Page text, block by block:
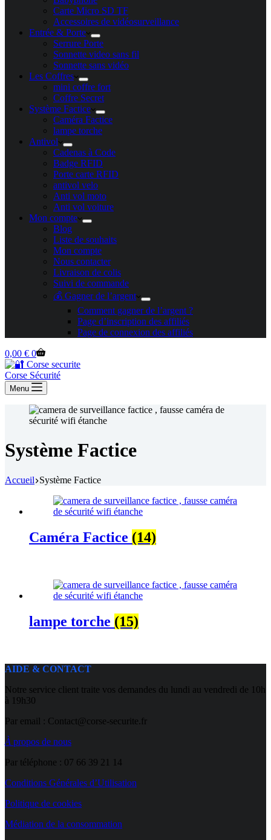
Carte Micro SD TF
Accessoires de vidéosurveillance
Entrée & Porte
Serrure Porte
Sonnette video sans fil
Sonnette sans vidéo
Les Coffres
mini coffre fort
Coffre Secret
Système Factice
Caméra Factice
lampe torche
Antivol
Cadenas à Code
Badge RFID
Porte carte​ RFID
antivol velo
Anti vol moto
Anti vol voiture
Mon compte
Blog
Liste de souhaits
Mon compte
Nous contacter
Livraison de colis
Suivi de commande
💰 Gagner de l’argent
Comment gagner de l’argent ?
Page d’inscription des affiliés
Page de connexion des affiliés
Panier
d’achat
0,00 € 0
Corse Sécurité
Menu
Système Factice
Accueil Système Factice
Caméra Factice (14)
lampe torche (15)
AIDE & CONTACT
Notre service client traite vos demandes du lundi au vendredi de 10h
à 19h30
Par email : Contact@corse-securite.fr
À propos de nous
Par téléphone : 07 66 39 21 14
Conditions Générales d’Utilisation
Politique de cookies
Médiation de la consommation